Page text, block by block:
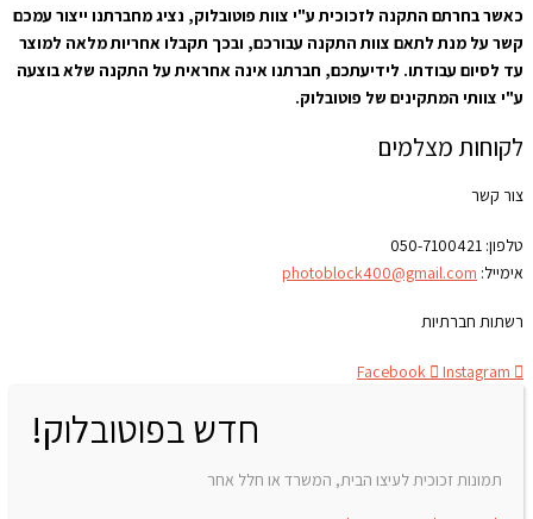
כאשר בחרתם התקנה לזכוכית ע"י צוות פוטובלוק, נציג מחברתנו ייצור עמכם
קשר על מנת לתאם צוות התקנה עבורכם, ובכך תקבלו אחריות מלאה למוצר
עד לסיום עבודתו. לידיעתכם, חברתנו אינה אחראית על התקנה שלא בוצעה
ע"י צוותי המתקינים של פוטובלוק.
לקוחות מצלמים
צור קשר
טלפון:
אימייל: photoblock400@gmail.com
רשתות חברתיות
Facebook Instagram
חדש בפוטובלוק!
תמונות זכוכית לעיצו הבית, המשרד או חלל אחר